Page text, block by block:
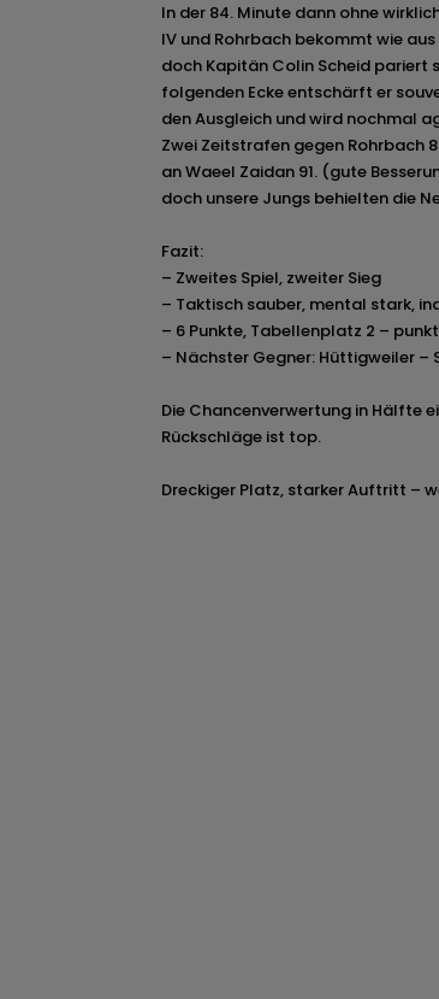
In der 84. Minute dann ohne
IV und Rohrbach bekommt wie
doch Kapitän Colin Scheid pariert
folgenden Ecke entschärft er
den Ausgleich und wird nochmal
Zwei Zeitstrafen gegen Rohrbach
an Waeel Zaidan 91. (gute
doch unsere Jungs behielten die
Fazit:
– Zweites Spiel, zweiter Sieg
– Taktisch sauber, mental stark,
– 6 Punkte, Tabellenplatz 2 –
– Nächster Gegner: Hüttigweiler
Die Chancenverwertung in Hälfte
Rückschläge ist top.
Dreckiger Platz, starker Auftritt –